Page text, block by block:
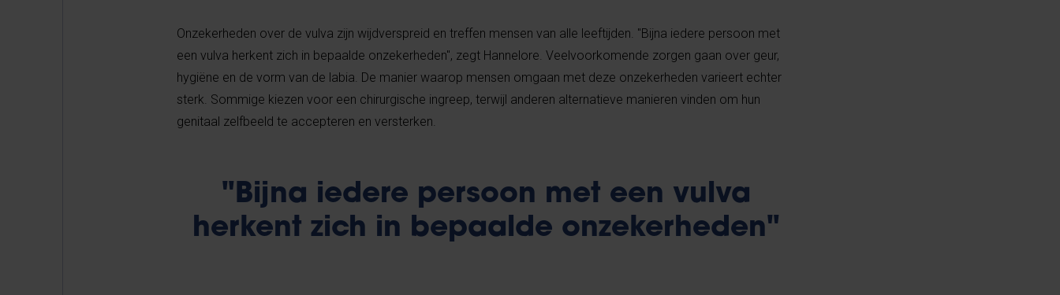
Onzekerheden over de vulva zijn wijdverspreid en treffen mensen van alle leeftijden. "Bijna iedere persoon met
een vulva herkent zich in bepaalde onzekerheden", zegt Hannelore. Veelvoorkomende zorgen gaan over geur,
hygiëne en de vorm van de labia. De manier waarop mensen omgaan met deze onzekerheden varieert echter
sterk. Sommige kiezen voor een chirurgische ingreep, terwijl anderen alternatieve manieren vinden om hun
genitaal zelfbeeld te accepteren en versterken.
"Bijna iedere persoon met een vulva
herkent zich in bepaalde onzekerheden"